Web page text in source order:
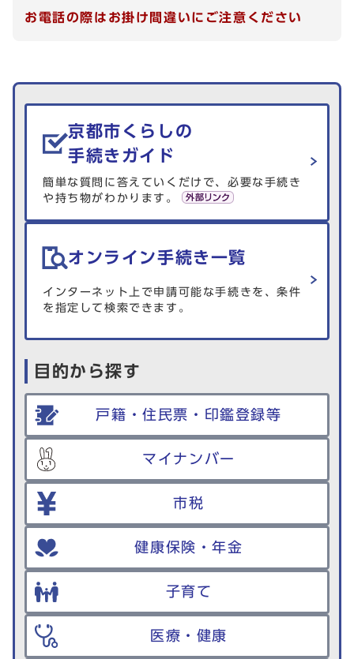
お電話の際はお掛け間違いにご注意ください
生活情報を探す
京都市くらしの
手続きガイド
簡単な質問に答えていくだけで、必要な手続き
や持ち物がわかります。
オンライン手続き一覧
インターネット上で申請可能な手続きを、条件
を指定して検索できます。
目的から探す
戸籍・住民票・印鑑登録等
マイナンバー
市税
健康保険・年金
子育て
医療・健康